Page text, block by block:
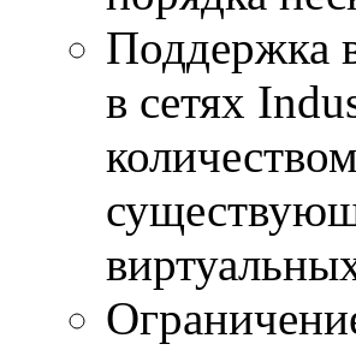
Поддержка
в сетях